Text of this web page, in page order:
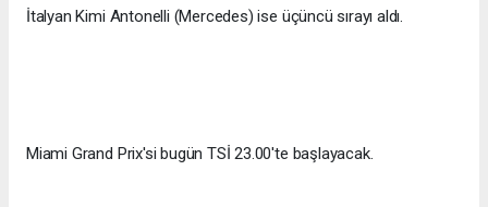
İtalyan Kimi Antonelli (Mercedes) ise üçüncü sırayı aldı.
Miami Grand Prix'si bugün TSİ 23.00'te başlayacak.